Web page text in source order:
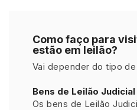
Como faço para
estão em leilão?
Vai depender do tipo
Bens de Leilão Judicial
Os bens de Leilão